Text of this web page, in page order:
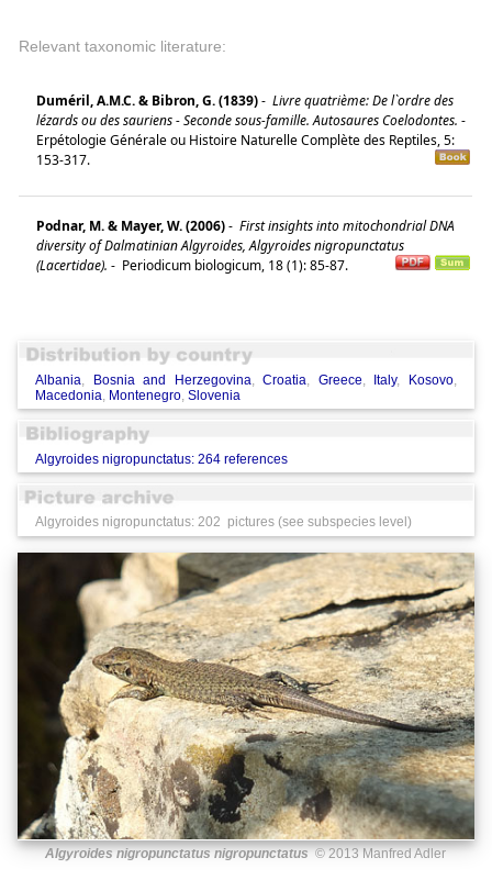
Relevant taxonomic literature:
Duméril, A.M.C. & Bibron, G. (1839)- Livre quatrième: De l`ordre des
lézards ou des sauriens - Seconde sous-famille. Autosaures Coelodontes. -
Erpétologie Générale ou Histoire Naturelle Complète des Reptiles, 5:
153-317.
Podnar, M. & Mayer, W. (2006)- First insights into mitochondrial DNA
diversity of Dalmatinian Algyroides, Algyroides nigropunctatus
(Lacertidae). - Periodicum biologicum, 18 (1): 85-87.
Albania, Bosnia and Herzegovina,Croatia, Greece, Italy, Kosovo,
Macedonia, Montenegro, Slovenia
Algyroides nigropunctatus: 264 references
Algyroides nigropunctatus: 202 pictures (see subspecies level)
Algyroides nigropunctatus nigropunctatus© 2013 Manfred Adler